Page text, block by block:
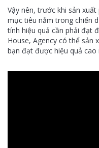
Vậy nên, trước khi sản
mục tiêu nằm trong chiến
tính hiệu quả cần phải đạt
House, Agency có thể sản
bạn đạt được hiệu quả cao